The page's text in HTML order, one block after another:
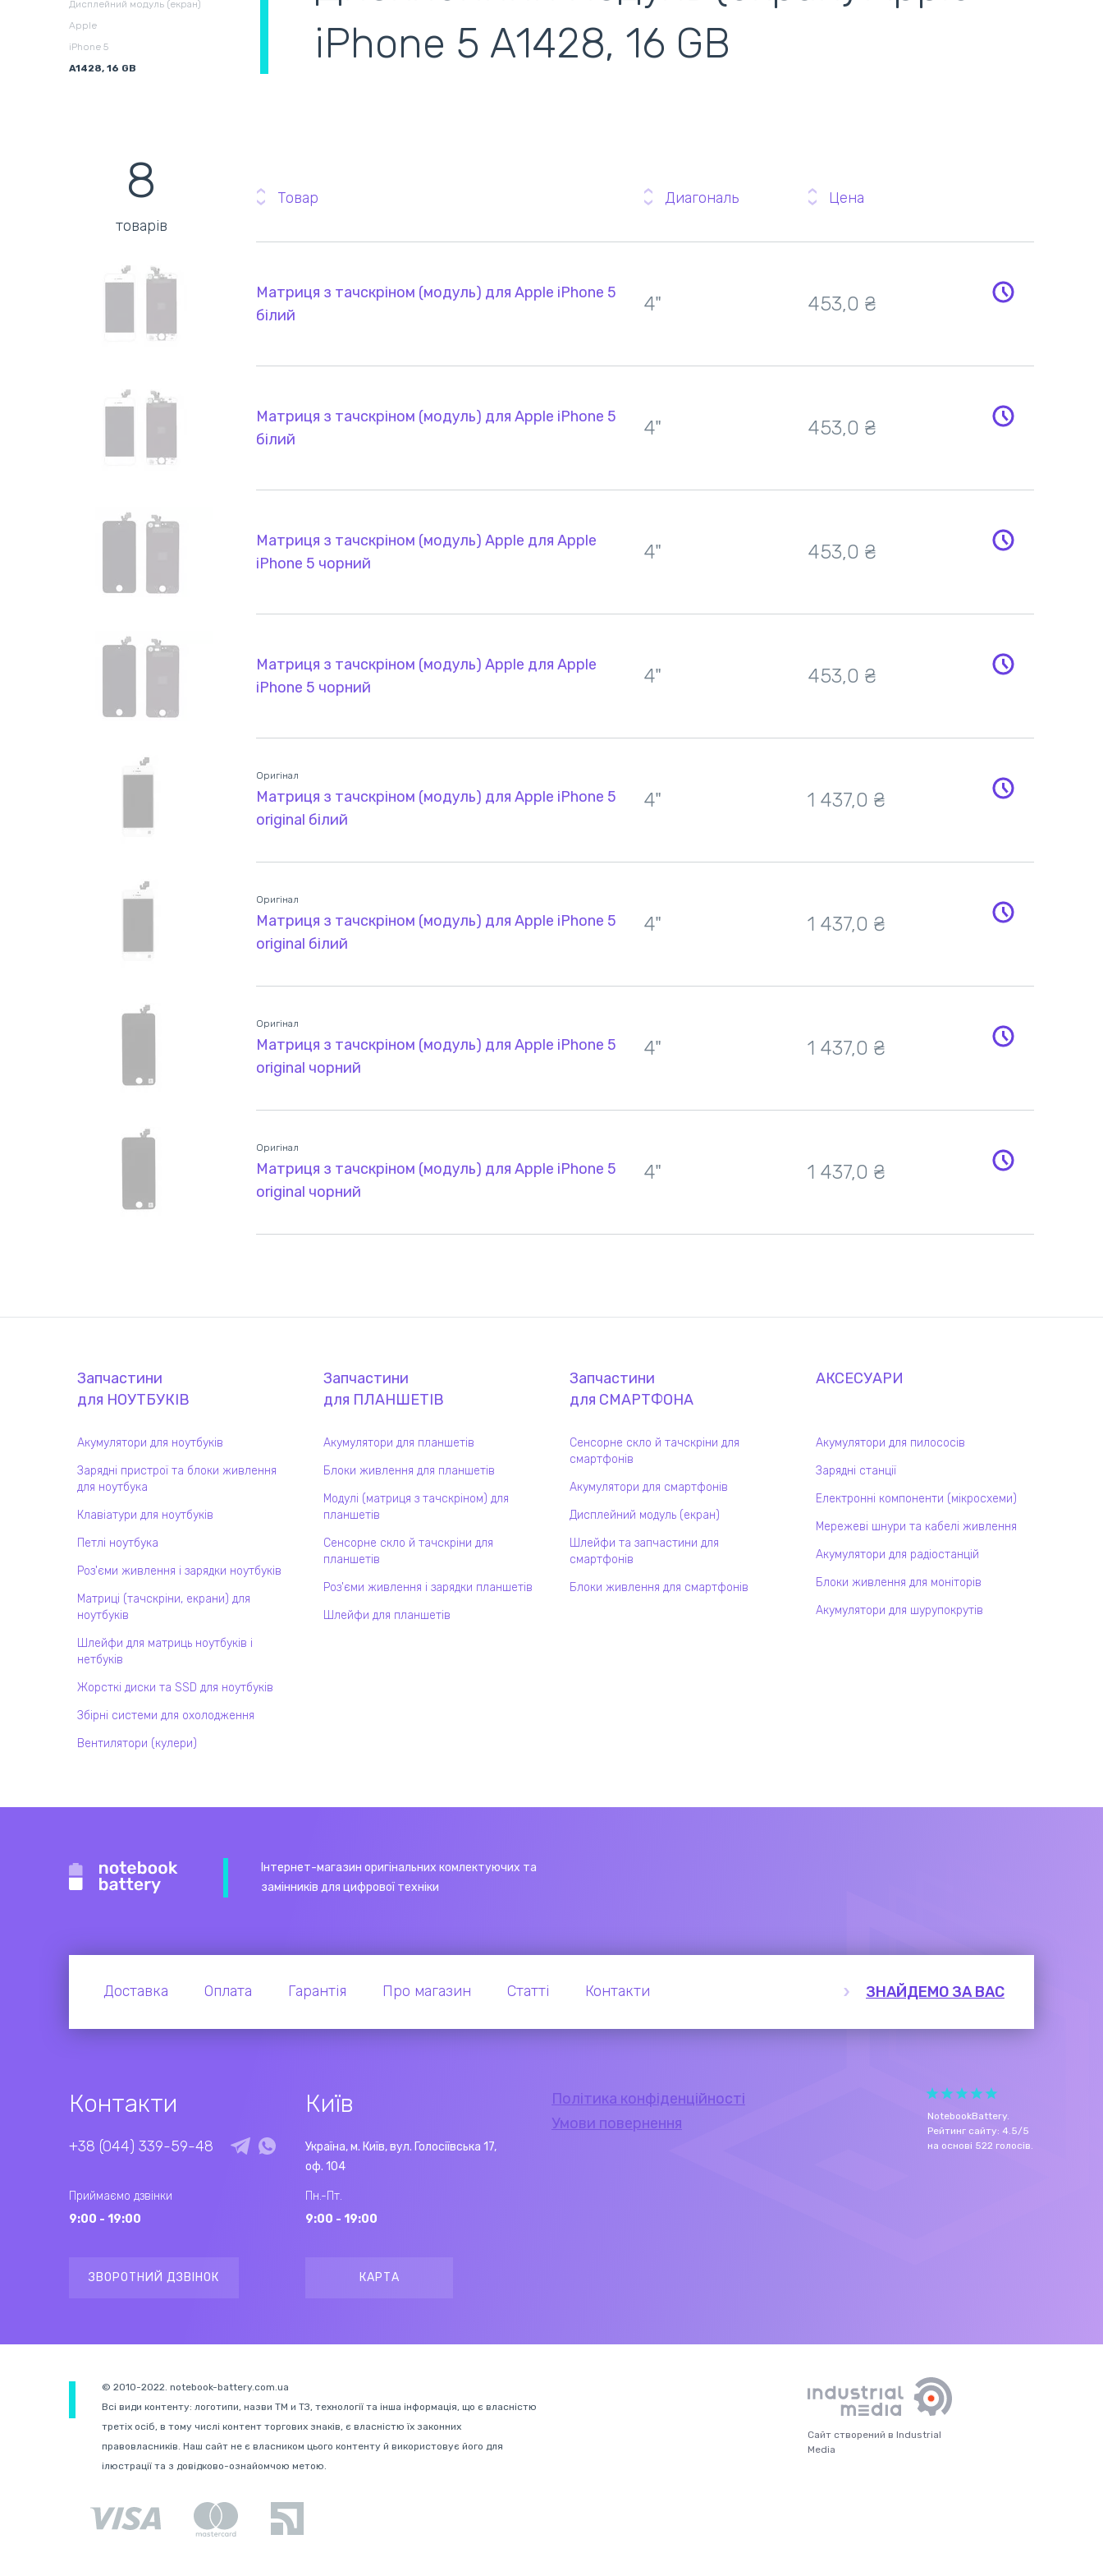
Вентилятори
(кулери)
Дисплейний модуль (екран)
Apple
iPhone 5
A1428, 16 GB
iPhone 5 A1428, 16 GB
8
товарів
Товар Диагональ Цена
Матриця з тачскріном (модуль) для Apple iPhone 5
білий
4" 453,0 ₴
Матриця з тачскріном (модуль) для Apple iPhone 5
білий
4" 453,0 ₴
Матриця з тачскріном (модуль) Apple для Apple
iPhone 5 чорний
4" 453,0 ₴
Матриця з тачскріном (модуль) Apple для Apple
iPhone 5 чорний
4" 453,0 ₴
Оригінал
Матриця з тачскріном (модуль) для Apple iPhone 5
original білий
4" 1 437,0 ₴
Оригінал
Матриця з тачскріном (модуль) для Apple iPhone 5
original білий
4" 1 437,0 ₴
Оригінал
Матриця з тачскріном (модуль) для Apple iPhone 5
original чорний
4" 1 437,0 ₴
Оригінал
Матриця з тачскріном (модуль) для Apple iPhone 5
original чорний
4" 1 437,0 ₴
Запчастини
для НОУТБУКІВ
Акумулятори для ноутбуків
Зарядні пристрої та блоки живлення
для ноутбука
Клавіатури для ноутбуків
Петлі ноутбука
Роз'єми живлення і зарядки ноутбуків
Матриці (тачскріни, екрани) для
ноутбуків
Шлейфи для матриць ноутбуків і
нетбуків
Жорсткі диски та SSD для ноутбуків
Збірні системи для охолодження
Вентилятори (кулери)
Запчастини
для ПЛАНШЕТІВ
Акумулятори для планшетів
Блоки живлення для планшетів
Модулі (матриця з тачскріном) для
планшетів
Сенсорне скло й тачскріни для
планшетів
Роз'єми живлення і зарядки планшетів
Шлейфи для планшетів
Запчастини
для СМАРТФОНА
Сенсорне скло й тачскріни для
смартфонів
Акумулятори для смартфонів
Дисплейний модуль (екран)
Шлейфи та запчастини для
смартфонів
Блоки живлення для смартфонів
АКСЕСУАРИ
Акумулятори для пилососів
Зарядні станції
Електронні компоненти (мікросхеми)
Мережеві шнури та кабелі живлення
Акумулятори для радіостанцій
Блоки живлення для моніторів
Акумулятори для шурупокрутів
Інтернет-магазин оригінальних комлектуючих та
замінників для цифрової техніки
Доставка Оплата Гарантія Про магазин Статті Контакти ЗНАЙДЕМО ЗА ВАС
Контакти
+38 (044) 339-59-48
Приймаємо дзвінки
9:00 - 19:00
ЗВОРОТНИЙ ДЗВІНОК
Київ
Україна, м. Київ, вул. Голосіївська 17,
оф. 104
Пн.-Пт.
9:00 - 19:00
КАРТА
Політика конфіденційності
Умови повернення
NotebookBattery.
Рейтинг сайту: 4.5/5
на основі 522 голосів.
© 2010-2022. notebook-battery.com.ua
Всі види контенту: логотипи, назви ТМ и ТЗ, технології та інша інформація, що є власністю
третіх осіб, в тому числі контент торгових знаків, є власністю їх законних
правовласників. Наш сайт не є власником цього контенту й використовує його для
ілюстрації та з довідково-ознайомчою метою.
Сайт створений в Industrial
Media